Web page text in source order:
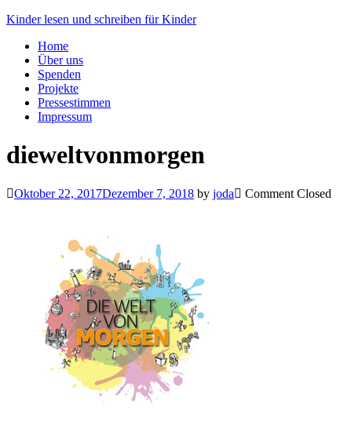
Skip
content
Kinder lesen und schreiben für Kinder
Home
Über uns
Spenden
Projekte
Pressestimmen
Impressum
dieweltvonmorgen
Oktober 22, 2017Dezember 7, 2018 by joda Comment Closed